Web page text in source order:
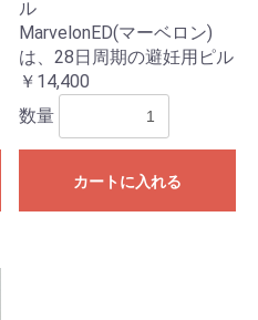
ル
MarvelonED(マーベロン)
は、28日周期の避妊用ピル
￥14,400
数量
カートに入れる
カートへ進む